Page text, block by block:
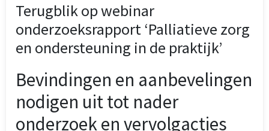
Terugblik op webinar
onderzoeksrapport ‘Palliatieve zorg
en ondersteuning in de praktijk’
Bevindingen en aanbevelingen
nodigen uit tot nader
onderzoek en vervolgacties